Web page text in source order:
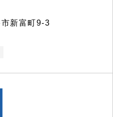
新富町9-3